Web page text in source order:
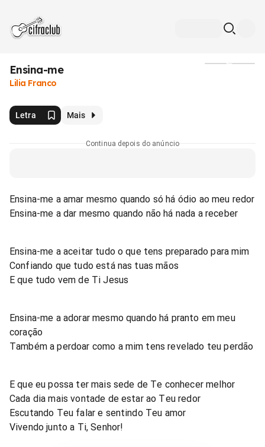
Ensina-me
Lilia Franco
Letra Mais
Continua depois do anúncio
Ensina-me a amar mesmo quando só há ódio ao meu redor
Ensina-me a dar mesmo quando não há nada a receber
Ensina-me a aceitar tudo o que tens preparado para mim
Confiando que tudo está nas tuas mãos
E que tudo vem de Ti Jesus
Ensina-me a adorar mesmo quando há pranto em meu
coração
Também a perdoar como a mim tens revelado teu perdão
E que eu possa ter mais sede de Te conhecer melhor
Cada dia mais vontade de estar ao Teu redor
Escutando Teu falar e sentindo Teu amor
Vivendo junto a Ti, Senhor!